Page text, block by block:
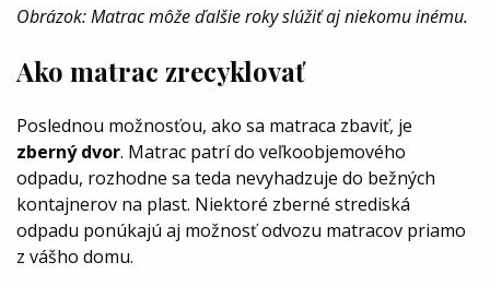
Obrázok: Matrac môže ďalšie roky slúžiť aj niekomu inému.
Ako matrac zrecyklovať
Poslednou možnosťou, ako sa matraca zbaviť, je
zberný dvor. Matrac patrí do veľkoobjemového
odpadu, rozhodne sa teda nevyhadzuje do bežných
kontajnerov na plast. Niektoré zberné strediská
odpadu ponúkajú aj možnosť odvozu matracov priamo
z vášho domu.